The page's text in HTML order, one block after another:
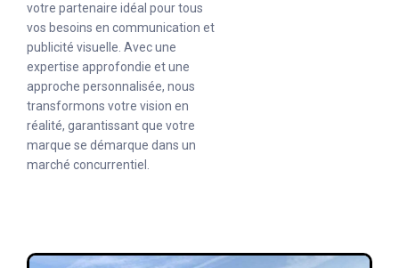
votre partenaire idéal pour tous
vos besoins en communication et
publicité visuelle. Avec une
expertise approfondie et une
approche personnalisée, nous
transformons votre vision en
réalité, garantissant que votre
marque se démarque dans un
marché concurrentiel.